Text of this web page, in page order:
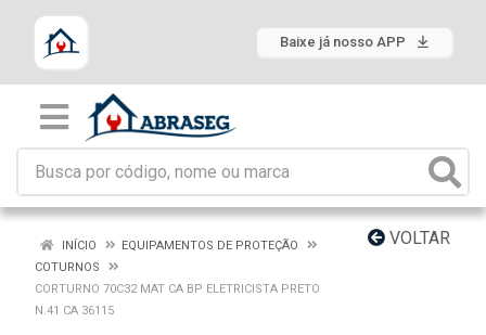
Baixe já nosso APP
VOLTAR
INÍCIO
EQUIPAMENTOS DE PROTEÇÃO
COTURNOS
CORTURNO 70C32 MAT CA BP ELETRICISTA PRETO
N.41 CA 36115